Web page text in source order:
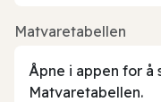
Matvaretabellen
Åpne i appen for å
Matvaretabellen.